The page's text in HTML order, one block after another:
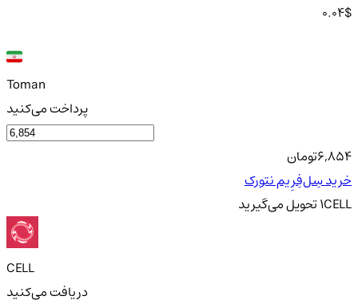
0.04$
Toman
پرداخت می‌کنید
6,854تومان
خرید سِل‌فِرِیم نتورک
1CELLتحویلمی‌گیرید
CELL
دریافت می‌کنید